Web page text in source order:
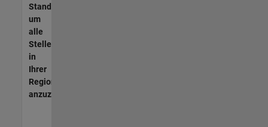
Standort,
um
alle
Stellenangebote
in
Ihrer
Region
anzuzeigen.